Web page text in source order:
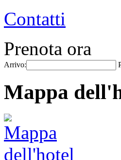
Contatti
Prenota ora
Arrivo:
Mappa